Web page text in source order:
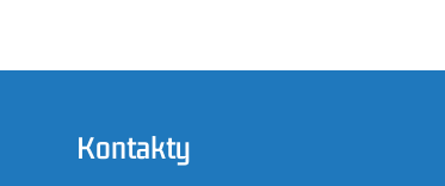
Kontakty